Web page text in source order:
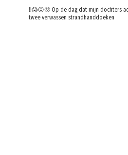
‼️😱😮🥹 Op de dag dat mijn dochters
twee verwassen strandhanddoeken